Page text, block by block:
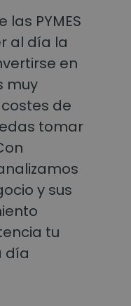
PYMES
al día la
en
muy
de
tomar
y sus
tu
día